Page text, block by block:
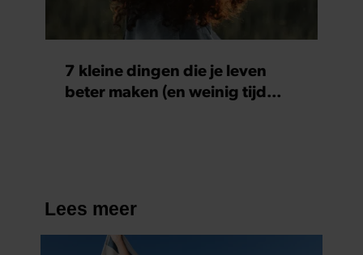
7 kleine dingen die je leven
beter maken (en weinig tijd